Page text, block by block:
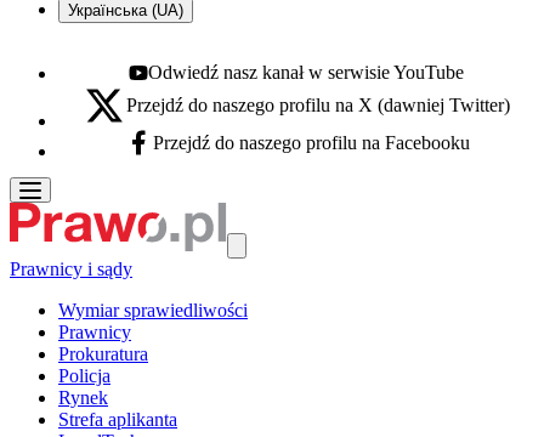
Українська (UA)
Youtube - otwiera się w nowej karcie
Odwiedź nasz kanał w serwisie YouTube
X - otwiera się w nowej karcie
Przejdź do naszego profilu na X (dawniej Twitter)
Facebook - otwiera się w nowej karcie
Przejdź do naszego profilu na Facebooku
Prawnicy i sądy
Wymiar sprawiedliwości
Prawnicy
Prokuratura
Policja
Rynek
Strefa aplikanta